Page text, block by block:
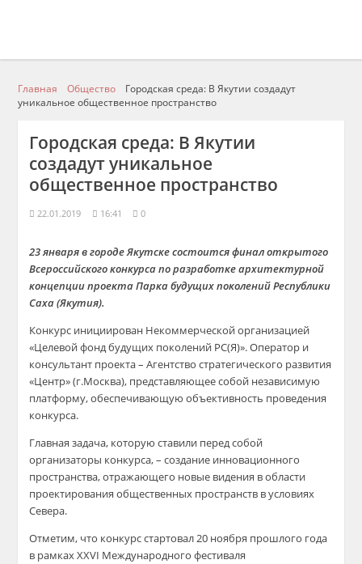
Главная Общество
Городская среда: В Якутии создадут
уникальное общественное пространство
Городская среда: В Якутии
создадут уникальное
общественное пространство
22.01.2019 16:41 0
23 января в городе Якутске состоится финал открытого
Всероссийского конкурса по разработке архитектурной
концепции проекта Парка будущих поколений Республики
Саха (Якутия).
Конкурс инициирован Некоммерческой организацией
«Целевой фонд будущих поколений РС(Я)». Оператор и
консультант проекта – Агентство стратегического развития
«Центр» (г.Москва), представляющее собой независимую
платформу, обеспечивающую объективность проведения
конкурса.
Главная задача, которую ставили перед собой
организаторы конкурса, – создание инновационного
пространства, отражающего новые видения в области
проектирования общественных пространств в условиях
Севера.
Отметим, что конкурс стартовал 20 ноября прошлого года
в рамках XXVI Международного фестиваля